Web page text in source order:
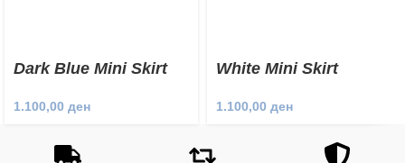
Dark Blue Mini Skirt
1.100,00 ден
White Mini Skirt
1.100,00 ден